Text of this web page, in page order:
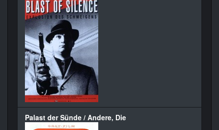
Palast der Sünde / Andere, Die